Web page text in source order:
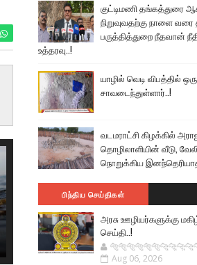
குட்டிமணி தங்கத்துரை
நிறுவுவதற்கு நாளை
பருத்தித்துறை நீதவான்
உத்தரவு..!
யாழில் வெடி விபத்தில்
சாவடைந்துள்ளார்..!
வடமராட்சி கிழக்கில்
தொழிலாளியின் வீடு,
நொறுக்கிய
பிந்திய செய்திகள்
அரசு ஊழியர்களுக்கு
செய்தி..!
Aug 06, 2026